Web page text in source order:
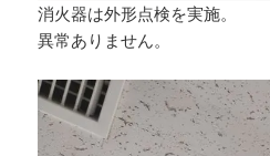
消火器は外形点検を実施。
異常ありません。